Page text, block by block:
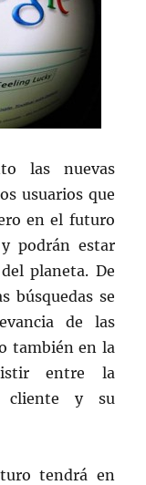
las nuevas
usuarios que
en el futuro
podrán estar
planeta. De
búsquedas se
de las
también en la
entre la
cliente y su
tendrá en